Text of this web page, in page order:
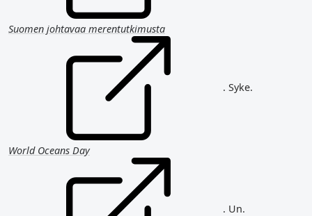
Suomen johtavaa merentutkimusta
. Syke.
World Oceans Day
. Un.